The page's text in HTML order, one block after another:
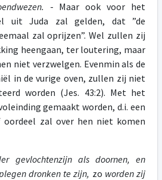
wezen. - Maar ook voor het
uit Juda zal gelden, dat ”de
zal oprijzen”. Wel zullen zij
heengaan, ter loutering, maar
niet verzwelgen. Evenmin als de
in de vurige oven, zullen zij niet
worden (Jes. 43:2). Met het
gemaakt worden, d.i. een
zal over hen niet komen
gevlochtenzijn als doornen, en
dronken te zijn, zo worden zij